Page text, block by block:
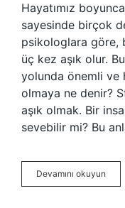
Hayatımız
sayesinde birçok
psikologlara göre,
üç kez aşık olur.
yolunda önemli ve
olmaya ne denir?
aşık olmak. Bir
sevebilir mi? Bu
Devamını okuyun
Fazla